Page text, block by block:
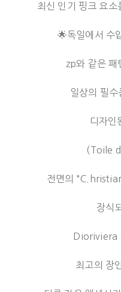
최신 인기 핑크 요
🌟독일에서 수
zp와 같은
일상의 필
디자인
(Toile
전면의
장식
Dioriviera
최고의 장